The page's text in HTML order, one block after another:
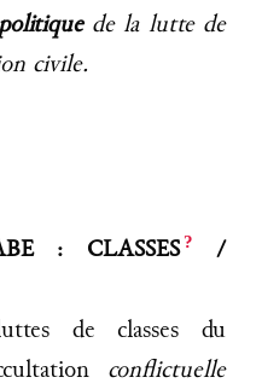
de la lutte de
civile.
: CLASSES ?
/
de classes du
conflictuelle